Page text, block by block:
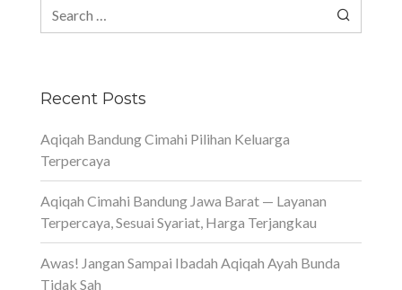
Recent Posts
Aqiqah Bandung Cimahi Pilihan Keluarga
Terpercaya
Aqiqah Cimahi Bandung Jawa Barat — Layanan
Terpercaya, Sesuai Syariat, Harga Terjangkau
Awas! Jangan Sampai Ibadah Aqiqah Ayah Bunda
Tidak Sah